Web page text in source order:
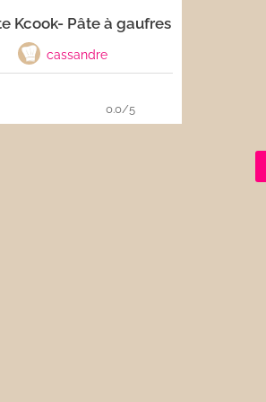
Boissons
Kcook- Pâte à gaufres
cassandre
0.0/5